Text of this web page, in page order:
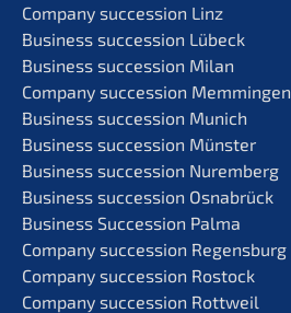
Compa­ny succes­si­on Linz
Business succes­si­on Lübeck
Business succes­si­on Milan
Compa­ny succes­si­on Memmingen
Business succes­si­on Munich
Business succes­si­on Münster
Business succes­si­on Nuremberg
Business succes­si­on Osnabrück
Business Succes­si­on Palma
Compa­ny succes­si­on Regensburg
Compa­ny succes­si­on Rostock
Compa­ny succes­si­on Rottweil